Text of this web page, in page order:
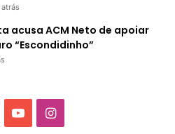
acusa ACM Neto de apoiar
“Escondidinho”
I